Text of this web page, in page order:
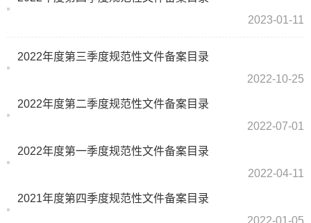
2023-01-11
2022年度第三季度规范性文件备案目录
2022-10-25
2022年度第二季度规范性文件备案目录
2022-07-01
2022年度第一季度规范性文件备案目录
2022-04-11
2021年度第四季度规范性文件备案目录
2022-01-05